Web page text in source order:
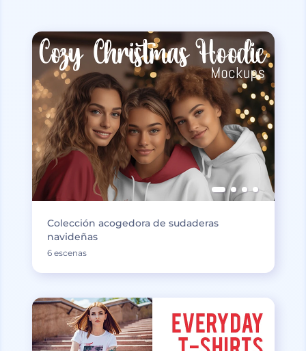
Colección acogedora de sudaderas
navideñas
6 escenas